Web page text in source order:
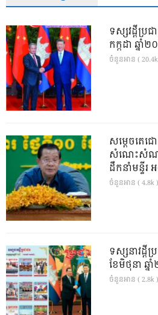
ទស្សវដ្តីប្រ
កក្កដា ឆ្នាំ
ចំនួនអាន (
សម្តេចតេ
សំណេះសំណា
ដឹកនាំមន្ទីរ អ
ចំនួនអាន ( 4.8k
ទស្សនាវដ្ដី
ខែមិថុនា ឆ្ន
ចំនួនអាន ( 2.8k